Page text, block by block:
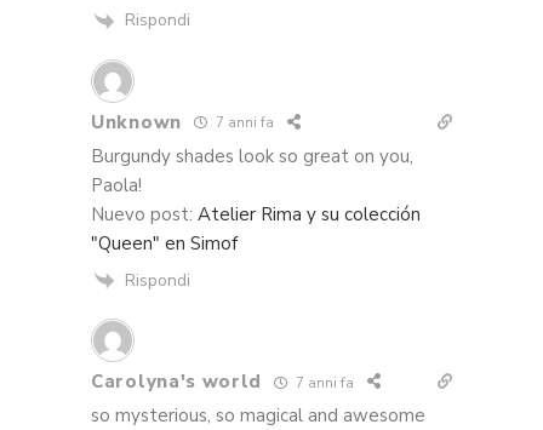
Rispondi
Unknown 7 anni fa
Burgundy shades look so great on you,
Paola!
Nuevo post: Atelier Rima y su colección
"Queen" en Simof
Rispondi
Carolyna's world 7 anni fa
so mysterious, so magical and awesome